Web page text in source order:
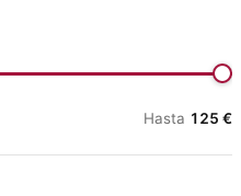
Hasta 125 €